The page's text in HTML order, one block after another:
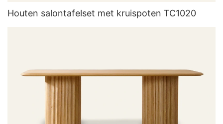
Houten salontafelset met kruispoten TC1020